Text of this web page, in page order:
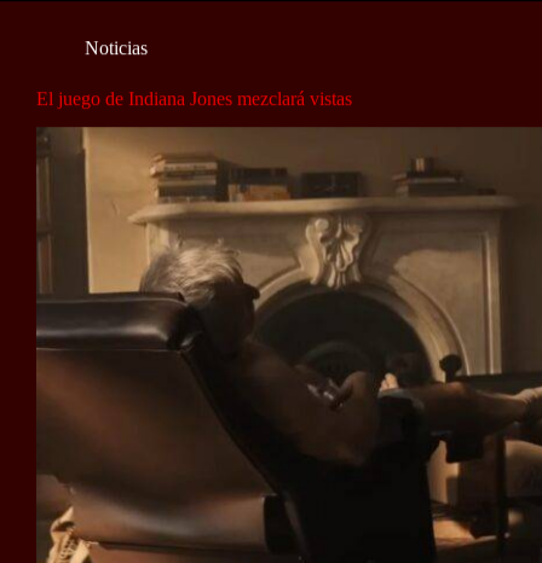
Noticias
El juego de Indiana Jones mezclará vistas